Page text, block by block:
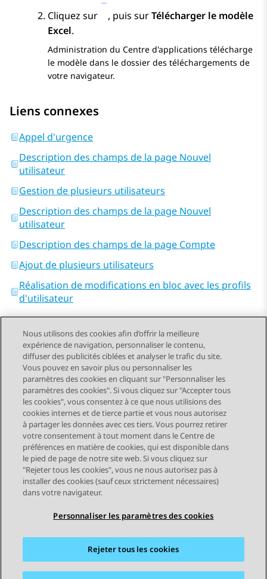
Cliquez sur , puis surTélécharger le modèle
Excel.
Administration du Centre d'applications télécharge
le modèle dans le dossier des téléchargements de
votre navigateur.
Liens connexes
Appel d'urgence
Description des champs de la page Nouvel
utilisateur
Gestion de plusieurs utilisateurs
Description des champs de la page Nouvel
utilisateur
Description des champs de la page Compte
Ajout de plusieurs utilisateurs
Réalisation de modifications en bloc avec les profils
d'utilisateur
Send Feedback
Navigation par sujet
Sujet précédent Sujet suivant
STAY CONNECTED
Conditions d'utilisation
Nous utilisons des cookies afin d’offrir la meilleure
expérience de navigation, personnaliser le contenu,
diffuser des publicités ciblées et analyser le trafic du site.
Vous pouvez en savoir plus ou personnaliser les
paramètres des cookies en cliquant sur "Personnaliser les
paramètres des cookies". Si vous cliquez sur "Accepter tous
les cookies", vous consentez à ce que nous utilisions des
cookies internes et de tierce partie et vous nous autorisez
à partager les données avec ces tiers. Vous pourrez retirer
votre consentement à tout moment dans le Centre de
préférences en matière de cookies, qui est disponible dans
le pied de page de notre site web. Si vous cliquez sur
"Rejeter tous les cookies", vous ne nous autorisez pas à
installer des cookies (sauf ceux strictement nécessaires)
dans votre navigateur.
Personnaliser les paramètres des cookies
Rejeter tous les cookies